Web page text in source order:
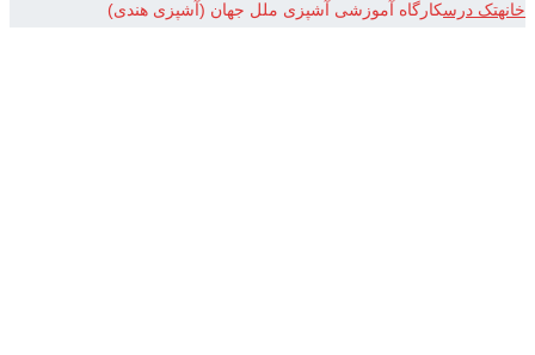
خانهتک درسکارگاه آموزشی آشپزی ملل جهان (آشپزی هندی)